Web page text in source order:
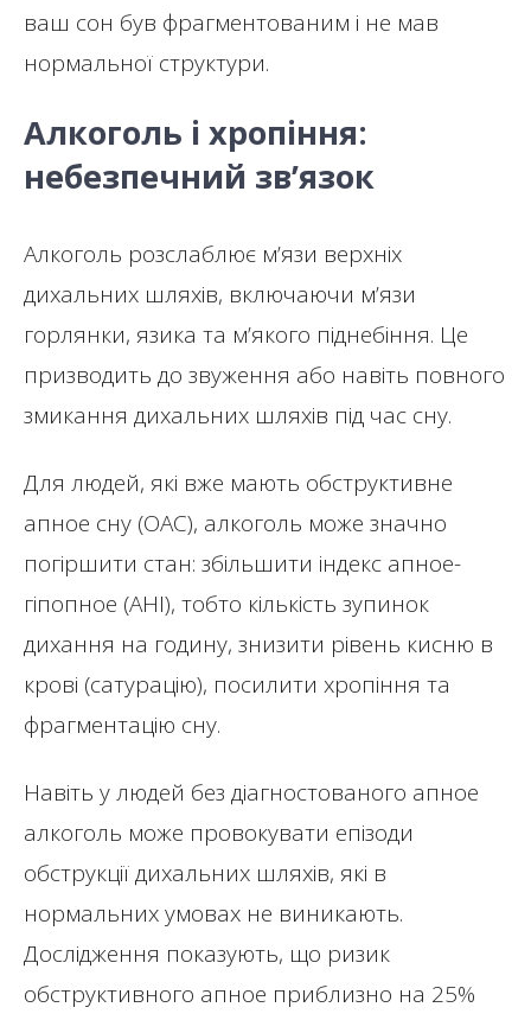
ваш сон був фрагментованим і не мав
нормальної структури.
Алкоголь і хропіння:
небезпечний зв’язок
Алкоголь розслаблює м’язи верхніх
дихальних шляхів, включаючи м’язи
горлянки, язика та м’якого піднебіння. Це
призводить до звуження або навіть повного
змикання дихальних шляхів під час сну.
Для людей, які вже мають обструктивне
апное сну (ОАС), алкоголь може значно
погіршити стан: збільшити індекс апное-
гіпопное (AHI), тобто кількість зупинок
дихання на годину, знизити рівень кисню в
крові (сатурацію), посилити хропіння та
фрагментацію сну.
Навіть у людей без діагностованого апное
алкоголь може провокувати епізоди
обструкції дихальних шляхів, які в
нормальних умовах не виникають.
Дослідження показують, що ризик
обструктивного апное приблизно на 25%